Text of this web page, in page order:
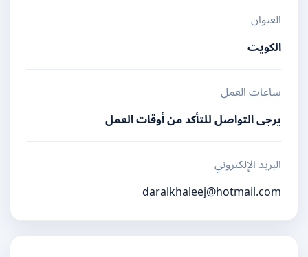
العنوان
الكويت
ساعات العمل
يرجى التواصل للتأكد من أوقات العمل
البريد الإلكتروني
daralkhaleej@hotmail.com